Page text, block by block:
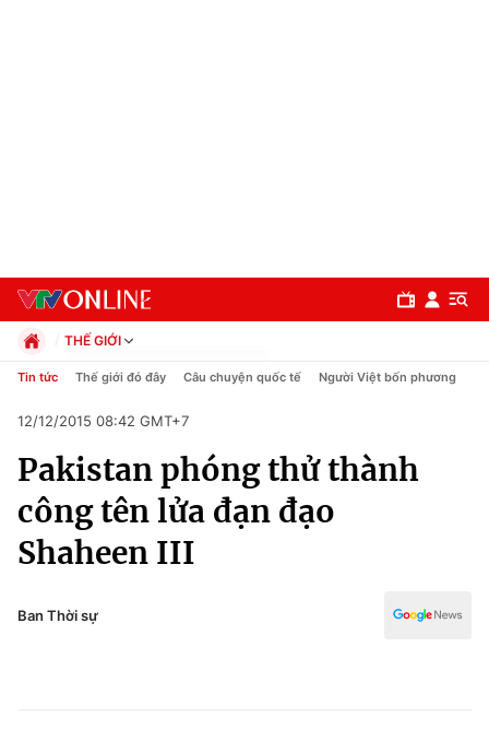
Chuyên mục
Chính trị
Xã hội
Pháp luật
THẾ GIỚI
Chính trị
Pháp luật
Kinh tế
Thể thao
Truyền hình
Văn hóa - Giải trí
Công nghệ
Tin tức Thế giới đó đây Câu chuyện quốc tế Người Việt bốn phương
12/12/2015 08:42 GMT+7
Pakistan phóng thử thành
công tên lửa đạn đạo
Shaheen III
Ban Thời sự